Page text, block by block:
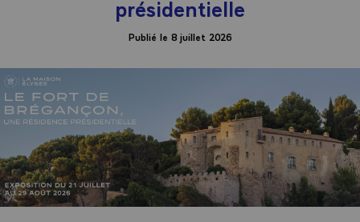
présidentielle
Publié le 8 juillet 2026